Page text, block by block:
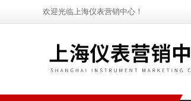
欢迎光临上海仪表营销中心！